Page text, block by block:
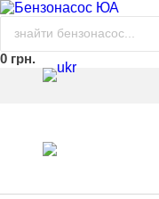
0 грн.